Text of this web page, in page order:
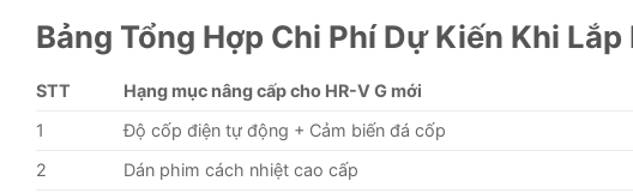
Bảng Tổng Hợp Chi Phí Dự Kiến Khi
STT Hạng mục nâng cấp cho HR-V G mới
1
Độ cốp điện tự động + Cảm biến đá cốp
2
Dán phim cách nhiệt cao cấp